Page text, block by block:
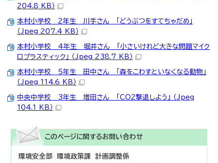
204.8 KB）
本村小学校 2年生 川手さん 「どうぶつをすてちゃだめ」
（Jpeg 207.4 KB）
本村小学校 4年生 堀井さん 「小さいけれど大きな問題マイク
ロプラスティック」 （Jpeg 238.7 KB）
本村小学校 5年生 田中さん 「森をこわすといなくなる動物」
（Jpeg 114.6 KB）
中央中学校 3年生 増田さん 「CO2撃退しよう」 （Jpeg
104.1 KB）
このページに関するお問い合わせ
環境安全部 環境政策課 計画調整係